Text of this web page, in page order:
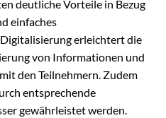
deutliche Vorteile in Bezug
einfaches
erleichtert die
von Informationen und
den Teilnehmern. Zudem
entsprechende
gewährleistet werden.